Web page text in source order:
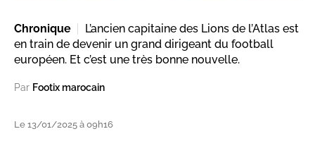
Chronique
L’ancien capitaine des Lions de l’Atlas est
en train de devenir un grand dirigeant du football
européen. Et c’est une très bonne nouvelle.
Par Footix marocain
Le 13/01/2025 à 09h16